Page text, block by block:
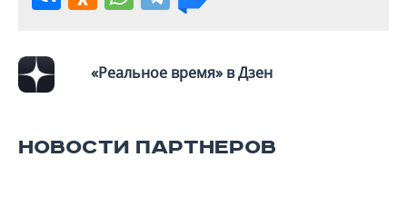
«Реальное время» в Дзен
НОВОСТИ ПАРТНЕРОВ